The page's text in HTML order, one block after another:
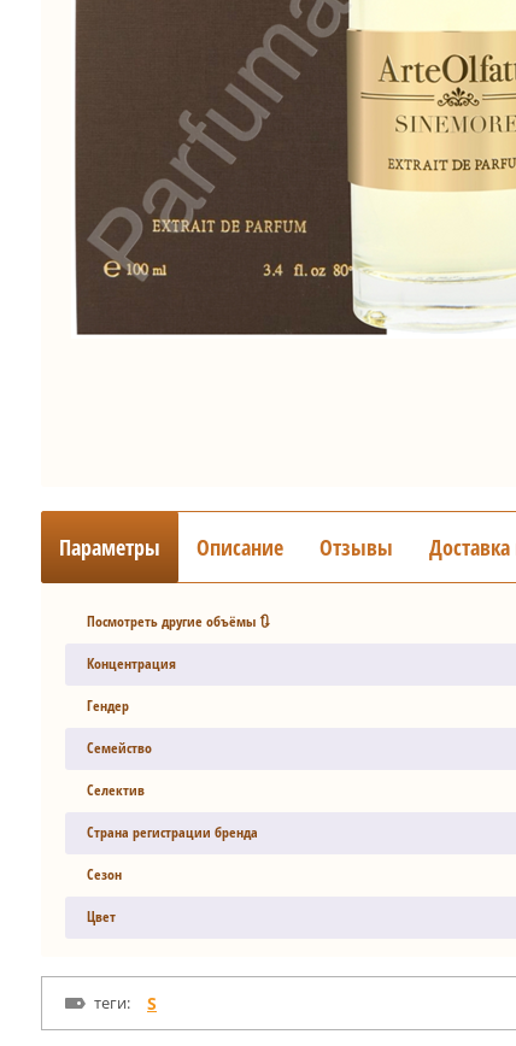
Параметры Описание Отзывы
Посмотреть другие объёмы 🔃
Концентрация
Гендер
Семейство
Селектив
Страна регистрации бренда
Сезон
Цвет
теги: S